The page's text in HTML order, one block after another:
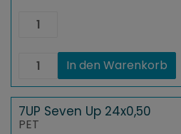
7UP
Seven
24x0,33
Menge
7UP
Seven
Up
24x0,33
Menge
In den Warenkorb
7UP Seven Up 24x0,50
PET